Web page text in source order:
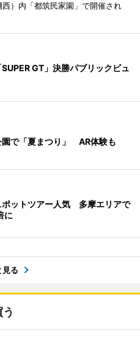
）内「都筑民家園」で開催され
GT」決勝パブリックビュ
園で「夏まつり」 AR体験も
ポットツアー人気 多摩エリアで
に
見る